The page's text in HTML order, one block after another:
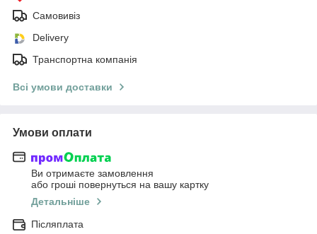
Самовивіз
Delivery
Транспортна компанія
Всі умови доставки
Умови оплати
Ви отримаєте замовлення
або гроші повернуться на вашу картку
Детальніше
Післяплата